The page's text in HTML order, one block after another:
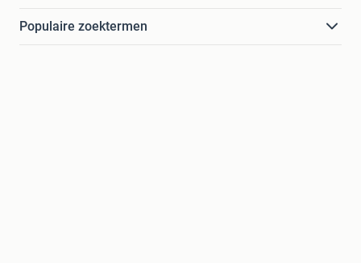
Populaire zoektermen